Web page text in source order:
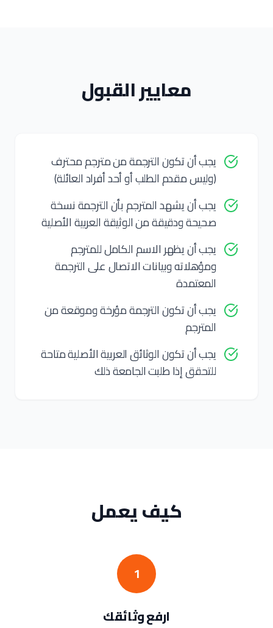
معايير القبول
يجب أن تكون الترجمة من مترجم محترف
(وليس مقدم الطلب أو أحد أفراد العائلة)
يجب أن يشهد المترجم بأن الترجمة نسخة
صحيحة ودقيقة من الوثيقة العربية الأصلية
يجب أن يظهر الاسم الكامل للمترجم
ومؤهلاته وبيانات الاتصال على الترجمة
المعتمدة
يجب أن تكون الترجمة مؤرخة وموقعة من
المترجم
يجب أن تكون الوثائق العربية الأصلية متاحة
للتحقق إذا طلبت الجامعة ذلك
كيف يعمل
1
ارفع وثائقك